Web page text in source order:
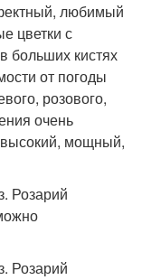
любимый
цветки с
больших кистях
от погоды
розового,
очень
высокий, мощный,